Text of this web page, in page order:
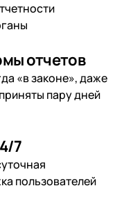
отчетов
«в законе», даже
пару дней
7
пользователей